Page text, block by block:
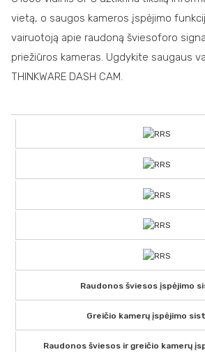
vietą, o saugos kameros įspėjimo
vairuotoją apie raudoną šviesoforo
priežiūros kameras. Ugdykite saugaus
THINKWARE DASH CAM.
Raudonos šviesos įspėjimo
Greičio kamerų įspėjimo
Raudonos šviesos ir greičio kamerų